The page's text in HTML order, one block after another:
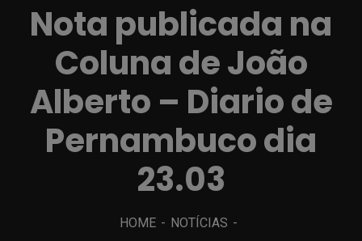
Nota publicada na
Coluna de João
Alberto – Diario de
Pernambuco dia
23.03
HOME
NOTÍCIAS